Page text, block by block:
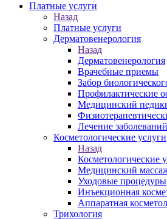
Платные услуги
Назад
Платные услуги
Дерматовенерология
Назад
Дерматовенерология
Врачебные приемы
Забор
Профилактические
Медицинский
Лечение заболеваний
Косметологические услуги
Назад
Косметологические
Медицинский
Уходовые процедуры
Инъекционная
Аппаратная
Трихология